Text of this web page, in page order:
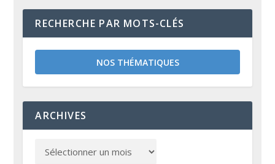
RECHERCHE PAR MOTS-CLÉS
NOS THÉMATIQUES
ARCHIVES